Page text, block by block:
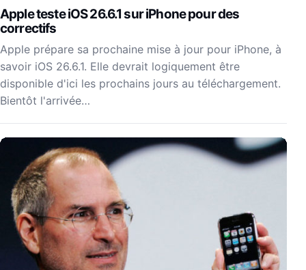
Apple teste iOS 26.6.1 sur iPhone pour des
correctifs
Apple prépare sa prochaine mise à jour pour iPhone, à
savoir iOS 26.6.1. Elle devrait logiquement être
disponible d'ici les prochains jours au téléchargement.
Bientôt l'arrivée…